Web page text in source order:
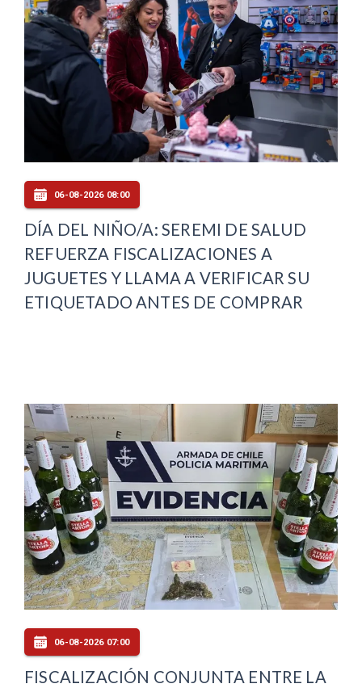
06-08-2026 08:00
DÍA DEL NIÑO/A: SEREMI DE SALUD
REFUERZA FISCALIZACIONES A
JUGUETES Y LLAMA A VERIFICAR SU
ETIQUETADO ANTES DE COMPRAR
06-08-2026 07:00
FISCALIZACIÓN CONJUNTA ENTRE LA